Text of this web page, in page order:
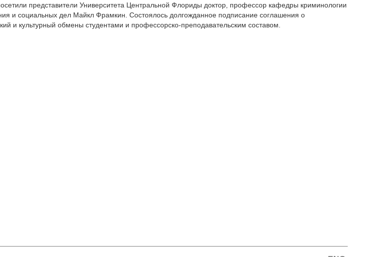
представители Университета Центральной Флориды доктор, профессор кафедры криминологии
и социальных дел Майкл Фрамкин. Состоялось долгожданное подписание соглашения о
и культурный обмены студентами и профессорско-преподавательским составом.